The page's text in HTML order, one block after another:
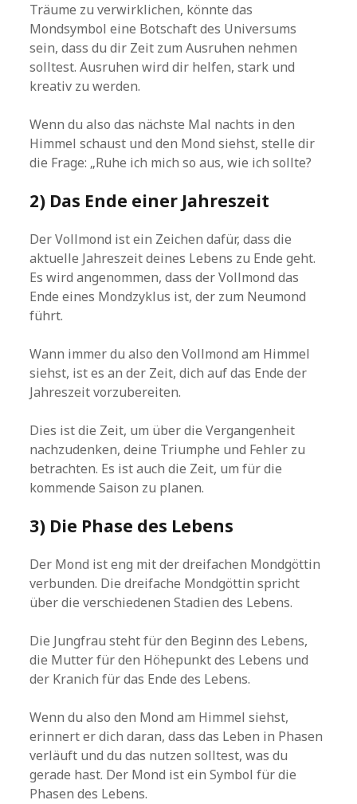
Träume zu verwirklichen, könnte das
Mondsymbol eine Botschaft des Universums
sein, dass du dir Zeit zum Ausruhen nehmen
solltest. Ausruhen wird dir helfen, stark und
kreativ zu werden.
Wenn du also das nächste Mal nachts in den
Himmel schaust und den Mond siehst, stelle dir
die Frage: „Ruhe ich mich so aus, wie ich sollte?
2) Das Ende einer Jahreszeit
Der Vollmond ist ein Zeichen dafür, dass die
aktuelle Jahreszeit deines Lebens zu Ende geht.
Es wird angenommen, dass der Vollmond das
Ende eines Mondzyklus ist, der zum Neumond
führt.
Wann immer du also den Vollmond am Himmel
siehst, ist es an der Zeit, dich auf das Ende der
Jahreszeit vorzubereiten.
Dies ist die Zeit, um über die Vergangenheit
nachzudenken, deine Triumphe und Fehler zu
betrachten. Es ist auch die Zeit, um für die
kommende Saison zu planen.
3) Die Phase des Lebens
Der Mond ist eng mit der dreifachen Mondgöttin
verbunden. Die dreifache Mondgöttin spricht
über die verschiedenen Stadien des Lebens.
Die Jungfrau steht für den Beginn des Lebens,
die Mutter für den Höhepunkt des Lebens und
der Kranich für das Ende des Lebens.
Wenn du also den Mond am Himmel siehst,
erinnert er dich daran, dass das Leben in Phasen
verläuft und du das nutzen solltest, was du
gerade hast. Der Mond ist ein Symbol für die
Phasen des Lebens.